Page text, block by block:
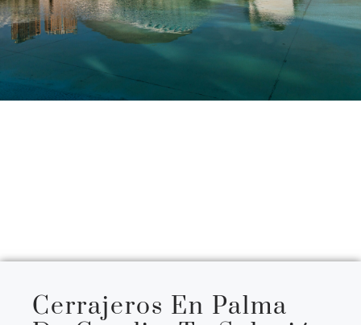
Cerrajeros En Palma